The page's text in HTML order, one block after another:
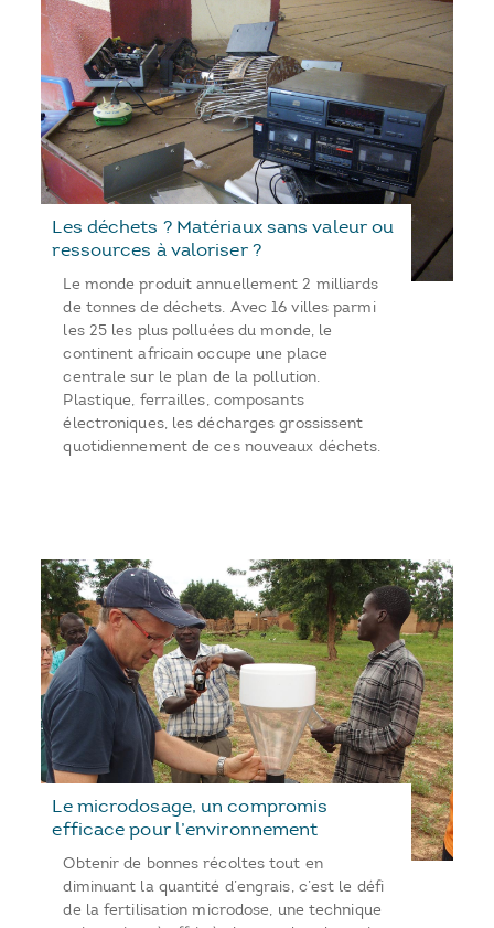
Les déchets ? Matériaux sans valeur ou
ressources à valoriser ?
Le monde produit annuellement 2 milliards
de tonnes de déchets. Avec 16 villes parmi
les 25 les plus polluées du monde, le
continent africain occupe une place
centrale sur le plan de la pollution.
Plastique, ferrailles, composants
électroniques, les décharges grossissent
quotidiennement de ces nouveaux déchets.
Le microdosage, un compromis
efficace pour l’environnement
Obtenir de bonnes récoltes tout en
diminuant la quantité d’engrais, c’est le défi
de la fertilisation microdose, une technique